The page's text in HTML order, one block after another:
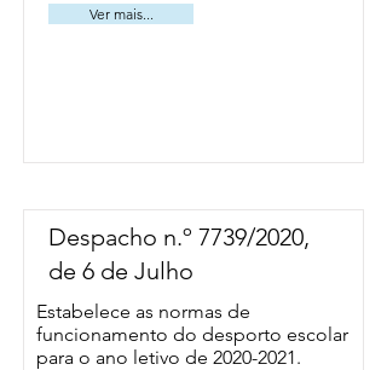
Ver mais...
Despacho n.º 7739/2020,
de 6 de Julho
Estabelece as normas de
funcionamento do desporto escolar
para o ano letivo de 2020-2021.